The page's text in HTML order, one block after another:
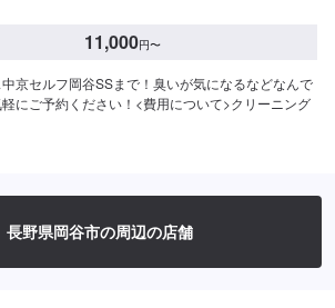
11,000円〜
京セルフ岡谷SSまで！臭いが気になるなどなんで
にご予約ください！<費用について>クリーニング
長野県岡谷市の周辺の店舗